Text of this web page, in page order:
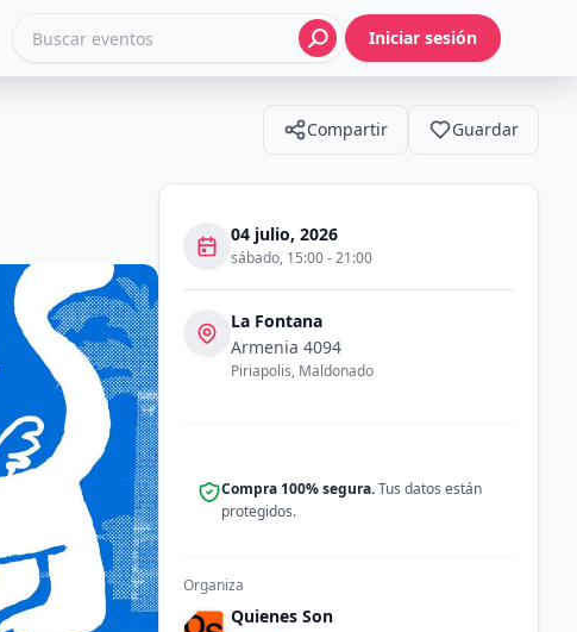
Iniciar sesión
Compartir Guardar
04 julio, 2026
sábado, 15:00-21:00
La Fontana
Armenia 4094
Piriapolis, Maldonado
Compra 100% segura.Tus datos están
protegidos.
Organiza
Quienes Son